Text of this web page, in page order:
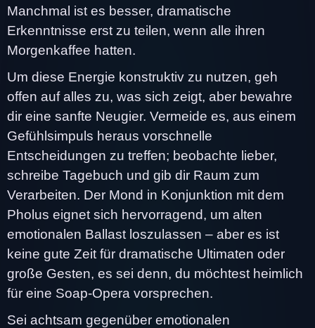
Manchmal ist es besser, dramatische
Erkenntnisse erst zu teilen, wenn alle ihren
Morgenkaffee hatten.
Um diese Energie konstruktiv zu nutzen, geh
offen auf alles zu, was sich zeigt, aber bewahre
dir eine sanfte Neugier. Vermeide es, aus einem
Gefühlsimpuls heraus vorschnelle
Entscheidungen zu treffen; beobachte lieber,
schreibe Tagebuch und gib dir Raum zum
Verarbeiten. Der Mond in Konjunktion mit dem
Pholus eignet sich hervorragend, um alten
emotionalen Ballast loszulassen – aber es ist
keine gute Zeit für dramatische Ultimaten oder
große Gesten, es sei denn, du möchtest heimlich
für eine Soap-Opera vorsprechen.
Sei achtsam gegenüber emotionalen